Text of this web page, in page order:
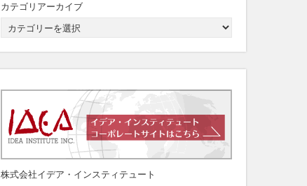
カテゴリアーカイブ
株式会社イデア・インスティテュート